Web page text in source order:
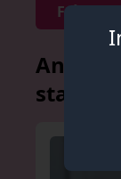
Fråga
Andra
stad